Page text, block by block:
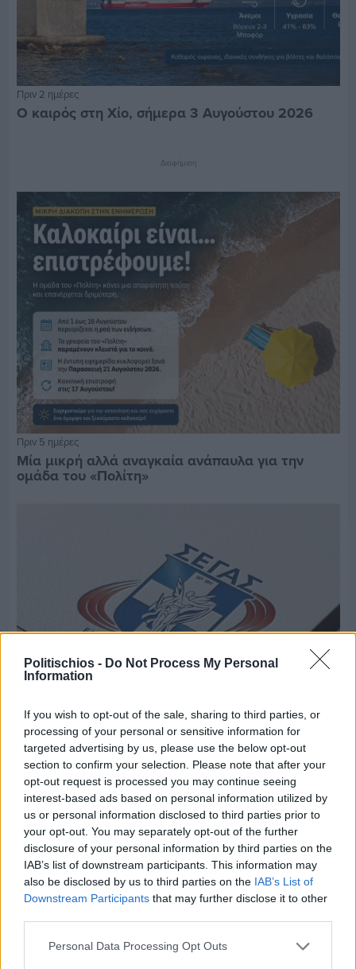
Politischios - Do Not Process My Personal
Information
If you wish to opt-out of the sale, sharing to third parties, or
processing of your personal or sensitive information for
targeted advertising by us, please use the below opt-out
section to confirm your selection. Please note that after your
opt-out request is processed you may continue seeing
interest-based ads based on personal information utilized by
us or personal information disclosed to third parties prior to
your opt-out. You may separately opt-out of the further
disclosure of your personal information by third parties on the
IAB’s list of downstream participants. This information may
also be disclosed by us to third parties on the IAB’s List of
Downstream Participants that may further disclose it to other
Personal Data Processing Opt Outs
Πριν 2 ημέρες
Ο καιρός στη Χίο, σήμερα 3 Αυγούστου 2026
Διαφήμιση
Πριν 5 ημέρες
Μία μικρή αλλά αναγκαία ανάπαυλα για την
ομάδα του «Πολίτη»
Πριν 5 ημέρες
Τρίτος στη σφαιροβολία στη διεθνή συνάντηση
Ελλάδας–Κύπρου Κ18 ο Δημήτρης Τέλλιος